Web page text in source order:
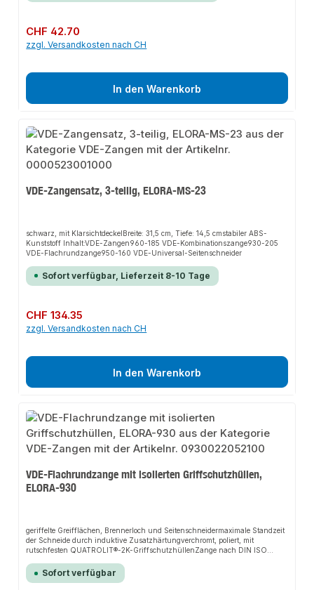
Regulärer Preis:
CHF 42.70
zzgl. Versandkosten nach CH
In den Warenkorb
VDE-Zangensatz, 3-teilig, ELORA-MS-23
schwarz, mit KlarsichtdeckelBreite: 31,5 cm, Tiefe: 14,5 cmstabiler ABS-
Kunststoff Inhalt:VDE-Zangen960-185 VDE-Kombinationszange930-205
VDE-Flachrundzange950-160 VDE-Universal-Seitenschneider
Sofort verfügbar, Lieferzeit 8-10 Tage
Regulärer Preis:
CHF 134.35
zzgl. Versandkosten nach CH
In den Warenkorb
VDE-Flachrundzange mit isolierten Griffschutzhüllen,
ELORA-930
geriffelte Greifflächen, Brennerloch und Seitenschneidermaximale Standzeit
der Schneide durch induktive Zusatzhärtungverchromt, poliert, mit
rutschfesten QUATROLIT®-2K-GriffschutzhüllenZange nach DIN ISO
Vergütungsstahl C45 / 1.0503
Sofort verfügbar